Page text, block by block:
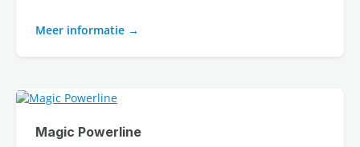
Meer informatie
Magic Powerline